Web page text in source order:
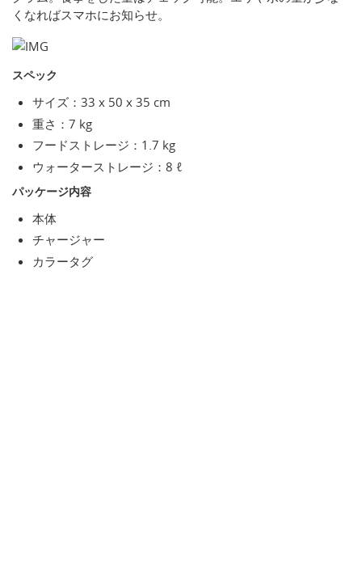
くなればスマホにお知らせ。
スペック
サイズ：33 x 50 x 35 cm
重さ：7 kg
フードストレージ：1.7 kg
ウォーターストレージ：8 ℓ
パッケージ内容
本体
チャージャー
カラータグ